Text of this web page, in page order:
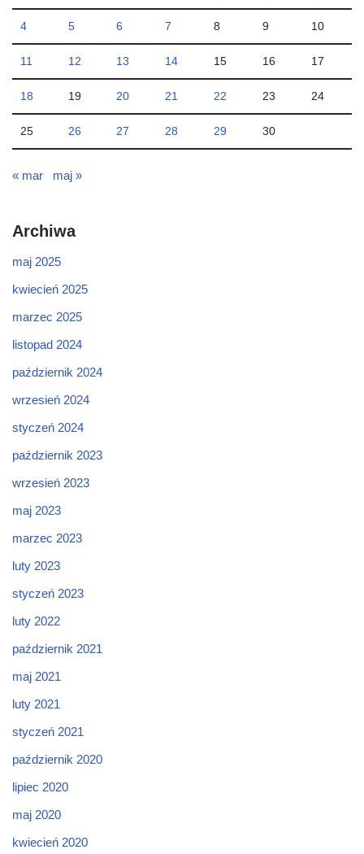
4 5 6 7 8 9 10
11 12 13 14 15 16 17
18 19 20 21 22 23 24
25 26 27 28 29 30
« mar maj »
Archiwa
maj 2025
kwiecień 2025
marzec 2025
listopad 2024
październik 2024
wrzesień 2024
styczeń 2024
październik 2023
wrzesień 2023
maj 2023
marzec 2023
luty 2023
styczeń 2023
luty 2022
październik 2021
maj 2021
luty 2021
styczeń 2021
październik 2020
lipiec 2020
maj 2020
kwiecień 2020